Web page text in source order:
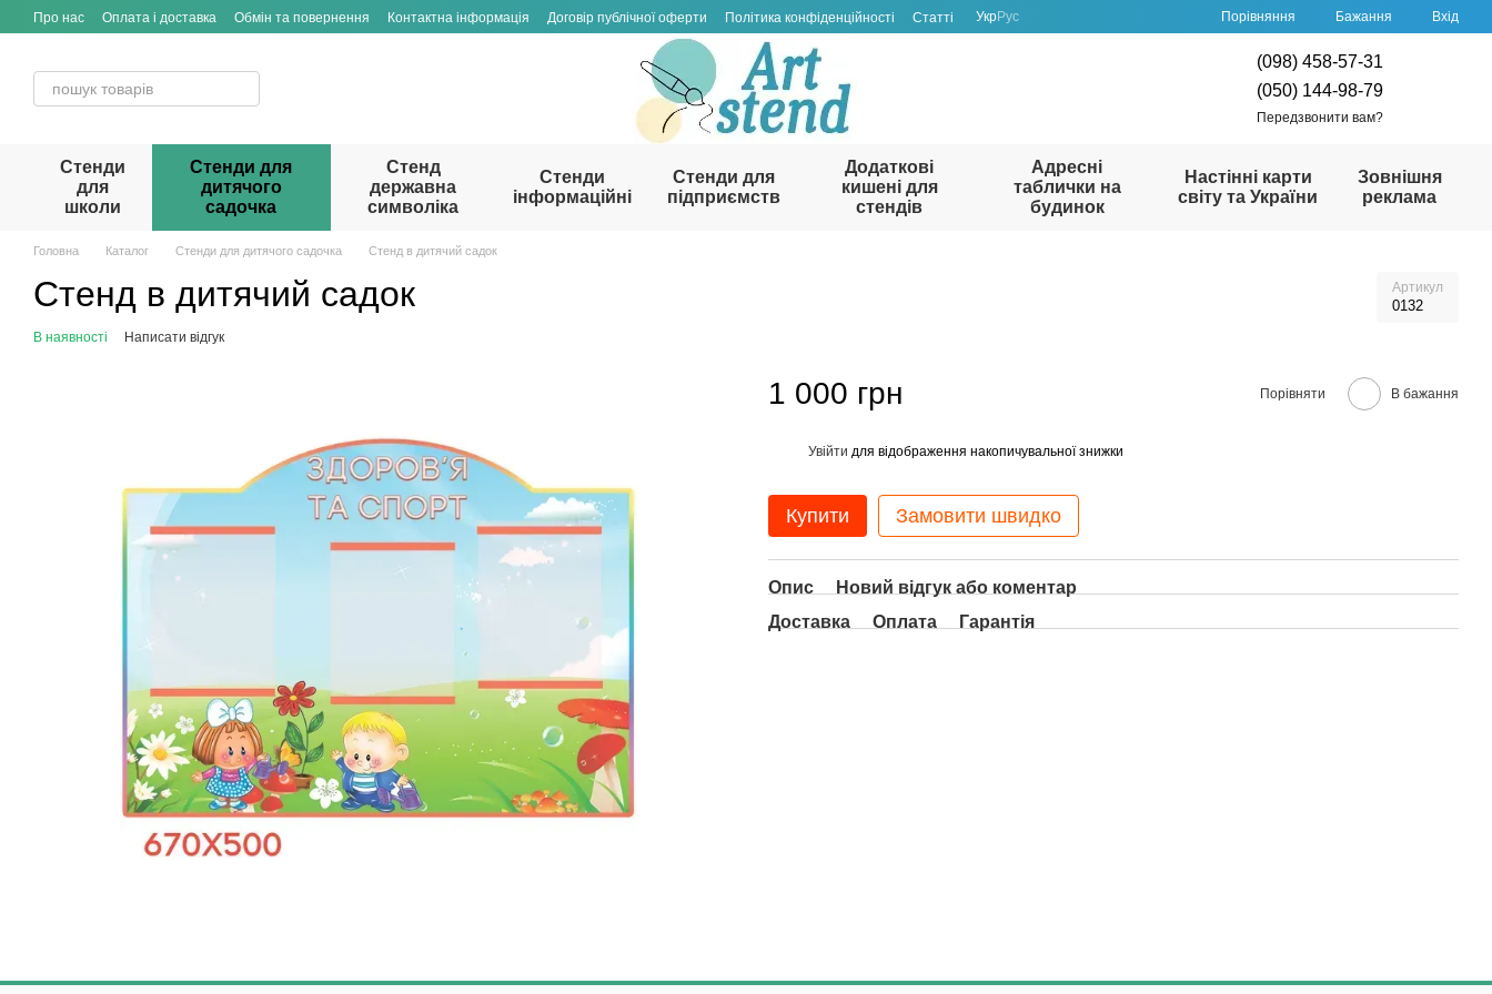
Перейти до основного контенту
Про нас Оплата і доставка Обмін та повернення Контактна інформація Договір публічної оферти Політика конфіденційності Статті УкрРус Порівняння Бажання Вхід
(098) 458-57-31
(050) 144-98-79
Передзвонити вам?
Стенди
для
школи
Стенди для
дитячого
садочка
Стенд
державна
символіка
Стенди
інформаційні
Стенди для
підприємств
Додаткові
кишені для
стендів
Адресні
таблички на
будинок
Настінні карти
світу та України
Зовнішня
реклама
Головна Каталог Стенди для дитячого садочка Стенд в дитячий садок
Стенд в дитячий садок Артикул
0132
В наявності Написати відгук
1 000 грн Порівняти В бажання
Увійти для відображення накопичувальної знижки
Купити Замовити швидко
Опис
Новий відгук або коментар
Доставка
Оплата Гарантія